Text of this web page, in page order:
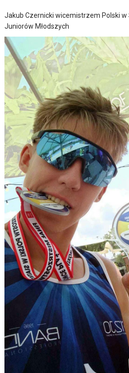
Jakub Czernicki wicemistrzem Polski
Juniorów Młodszych